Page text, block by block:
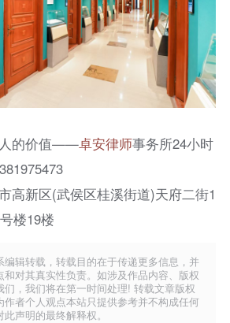
人的价值——卓安律师事务所24小时
高新区(武侯区桂溪街道)天府二街1
楼19楼
编辑转载，转载目的在于传递更多信息，并
对其真实性负责。如涉及作品内容、版权
们，我们将在第一时间处理! 转载文章版权
作者个人观点本站只提供参考并不构成任何
声明的最终解释权。